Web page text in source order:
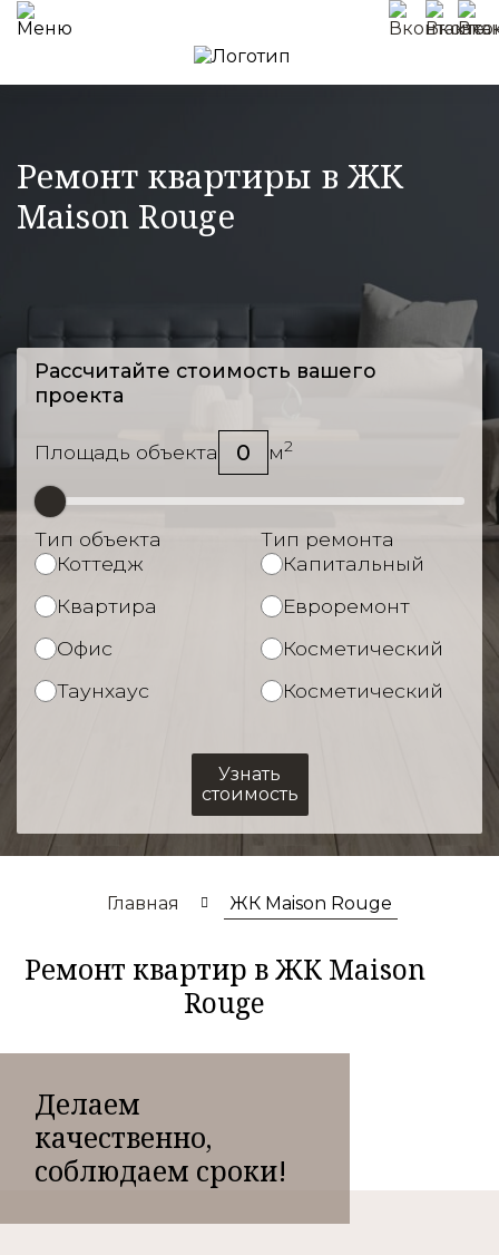
Ремонт квартиры в ЖК
Maison Rouge
Рассчитайте стоимость вашего
проекта
Площадь объекта 0 м2
Тип объекта
Коттедж
Квартира
Офис
Таунхаус
Тип ремонта
Капитальный
Евроремонт
Косметический
Косметический
Узнать
стоимость
Главная ЖК Maison Rouge
Ремонт квартир в ЖК Maison
Rouge
Делаем
качественно,
соблюдаем сроки!